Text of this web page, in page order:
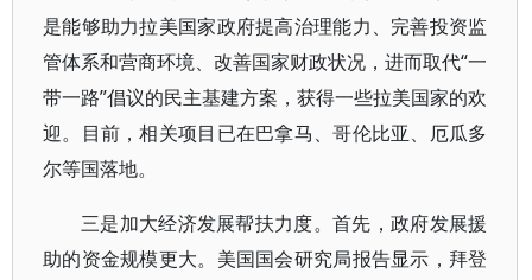
是能够助力拉美国家政府提高治理能力、完善投资监
管体系和营商环境、改善国家财政状况，进而取代“一
带一路”倡议的民主基建方案，获得一些拉美国家的欢
迎。目前，相关项目已在巴拿马、哥伦比亚、厄瓜多
尔等国落地。
三是加大经济发展帮扶力度。首先，政府发展援
助的资金规模更大。美国国会研究局报告显示，拜登